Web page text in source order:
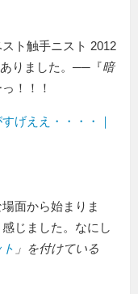
ト触手ニスト 2012
りました。──『暗
！！！
げええ・・・・｜
面から始まりま
感じました。なにし
」を付けている